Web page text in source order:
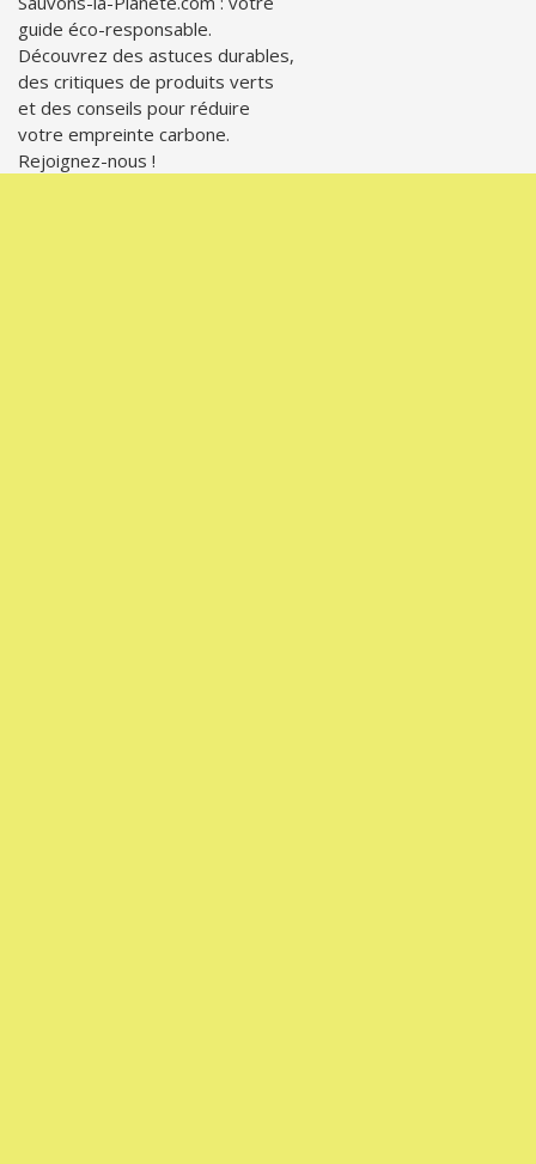
guide éco-responsable.
Découvrez des astuces durables,
des critiques de produits verts
et des conseils pour réduire
votre empreinte carbone.
Rejoignez-nous !